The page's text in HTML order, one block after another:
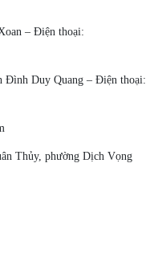
– Điện thoại:
Đình Duy Quang – Điện thoại:
Thủy, phường Dịch Vọng